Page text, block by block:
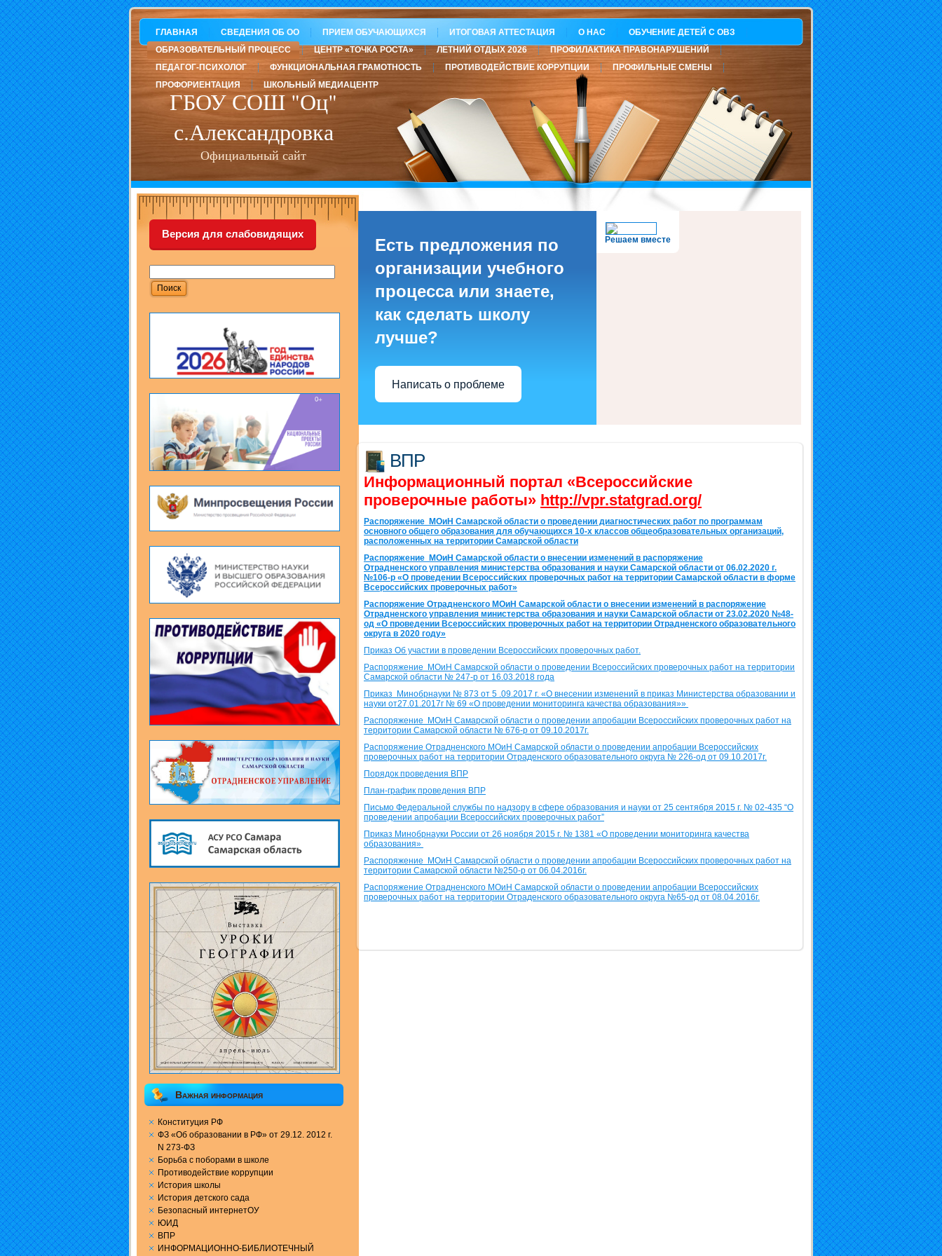
ГБОУ СОШ "Оц"
с.Александровка
Официальный сайт
ГЛАВНАЯ СВЕДЕНИЯ ОБ ОО ПРИЕМ ОБУЧАЮЩИХСЯ ИТОГОВАЯ АТТЕСТАЦИЯ О НАС
ОБУЧЕНИЕ ДЕТЕЙ С ОВЗ
ОБРАЗОВАТЕЛЬНЫЙ ПРОЦЕСС
ЦЕНТР «ТОЧКА РОСТА» ЛЕТНИЙ ОТДЫХ 2026
ПРОФИЛАКТИКА ПРАВОНАРУШЕНИЙ
ПЕДАГОГ-ПСИХОЛОГ
ФУНКЦИОНАЛЬНАЯ ГРАМОТНОСТЬ ПРОТИВОДЕЙСТВИЕ КОРРУПЦИИ
ПРОФИЛЬНЫЕ СМЕНЫ
ПРОФОРИЕНТАЦИЯ
ШКОЛЬНЫЙ МЕДИАЦЕНТР
Версия для слабовидящих
Важная информация
Конституция РФ
ФЗ «Об образовании в РФ» от 29.12. 2012 г.
N 273-ФЗ
Борьба с поборами в школе
Противодействие коррупции
История школы
История детского сада
Безопасный интернетОУ
ЮИД
ВПР
ИНФОРМАЦИОННО-БИБЛИОТЕЧНЫЙ
Решаем вместе
Есть предложения по
организации учебного
процесса или знаете,
как сделать школу
лучше?
Написать о проблеме
ВПР
Информационный портал «Всероссийские
проверочные работы» http://vpr.statgrad.org/
Распоряжение МОиН Самарской области о проведении диагностических работ по программам
основного общего образования для обучающихся 10-х классов общеобразовательных организаций,
расположенных на территории Самарской области
Распоряжение МОиН Самарской области о внесении изменений в распоряжение
Отрадненского управления министерства образования и науки Самарской области от 06.02.2020 г.
№106-р «О проведении Всероссийских проверочных работ на территории Самарской области в форме
Всероссийских проверочных работ»
Распоряжение Отрадненского МОиН Самарской области о внесении изменений в распоряжение
Отрадненского управления министерства образования и науки Самарской области от 23.02.2020 №48-
од «О проведении Всероссийских проверочных работ на территории Отрадненского образовательного
округа в 2020 году»
Приказ Об участии в проведении Всероссийских проверочных работ.
Распоряжение МОиН Самарской области о проведении Всероссийских проверочных работ на территории
Самарской области № 247-р от 16.03.2018 года
Приказ Минобрнауки № 873 от 5 .09.2017 г. «О внесении изменений в приказ Министерства образовании и
науки от27.01.2017г № 69 «О проведении мониторинга качества образования»»
Распоряжение МОиН Самарской области о проведении апробации Всероссийских проверочных работ на
территории Самарской области № 676-р от 09.10.2017г.
Распоряжение Отрадненского МОиН Самарской области о проведении апробации Всероссийских
проверочных работ на территории Отраденского образовательного округа № 226-од от 09.10.2017г.
Порядок проведения ВПР
План-график проведения ВПР
Письмо Федеральной службы по надзору в сфере образования и науки от 25 сентября 2015 г. № 02-435 “О
проведении апробации Всероссийских проверочных работ”
Приказ Минобрнауки России от 26 ноября 2015 г. № 1381 «О проведении мониторинга качества
образования»
Распоряжение МОиН Самарской области о проведении апробации Всероссийских проверочных работ на
территории Самарской области №250-р от 06.04.2016г.
Распоряжение Отрадненского МОиН Самарской области о проведении апробации Всероссийских
проверочных работ на территории Отраденского образовательного округа №65-од от 08.04.2016г.